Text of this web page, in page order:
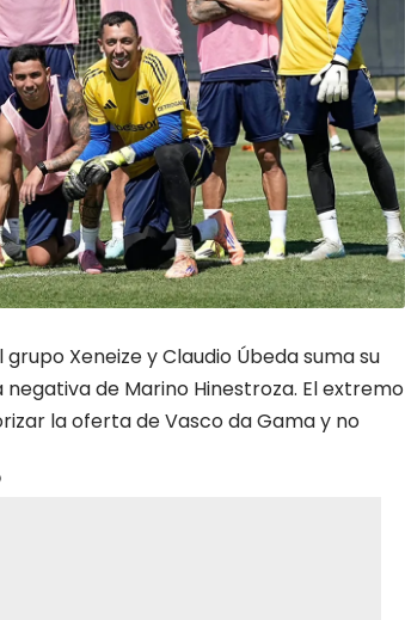
grupo Xeneizey Claudio Úbeda suma su
de Marino Hinestroza. El extremo
la oferta de Vasco da Gama y no